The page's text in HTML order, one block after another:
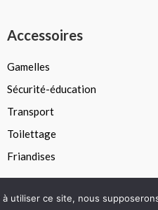
Accessoires
Gamelles
Sécurité-éducation
Transport
Toilettage
Friandises
utiliser ce site, nous